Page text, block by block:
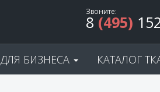
Звоните:
8 (495)
ДЛЯ БИЗНЕСА КАТАЛОГ